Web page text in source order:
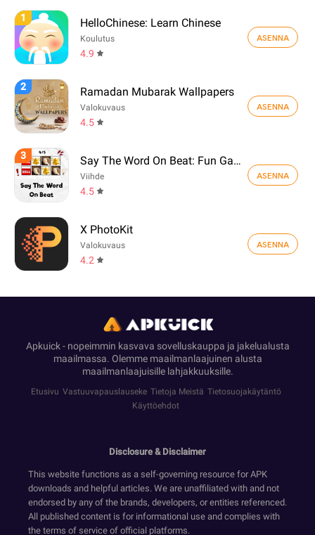
1 HelloChinese: Learn Chinese
Koulutus
4.9
ASENNA
2 Ramadan Mubarak Wallpapers
Valokuvaus
4.5
ASENNA
3 Say The Word On Beat: Fun Game
Viihde
4.5
ASENNA
X PhotoKit
Valokuvaus
4.2
ASENNA
Apkuick - nopeimmin kasvava sovelluskauppa ja jakelualusta
maailmassa. Olemme maailmanlaajuinen alusta
maailmanlaajuisille lahjakkuuksille.
Etusivu Vastuuvapauslauseke Tietoja Meistä Tietosuojakäytäntö
Käyttöehdot
Disclosure & Disclaimer
This website functions as a self-governing resource for APK
downloads and helpful articles. We are unaffiliated with and not
endorsed by any of the brands, developers, or entities referenced.
All published content is for informational use and complies with
the terms of service of official platforms.